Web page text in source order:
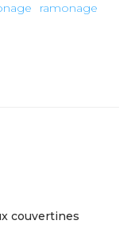
ramonage
couvertines